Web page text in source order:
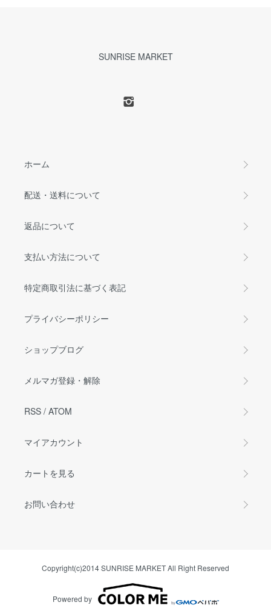
SUNRISE MARKET
ホーム
配送・送料について
返品について
支払い方法について
特定商取引法に基づく表記
プライバシーポリシー
ショップブログ
メルマガ登録・解除
RSS / ATOM
マイアカウント
カートを見る
お問い合わせ
Copyright(c)2014 SUNRISE MARKET All Right Reserved
Powered by